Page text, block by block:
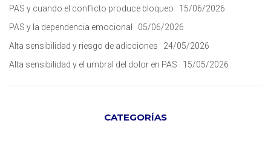
PAS y cuando el conflicto produce bloqueo
15/06/2026
PAS y la dependencia emocional
05/06/2026
Alta sensibilidad y riesgo de adicciones
24/05/2026
Alta sensibilidad y el umbral del dolor en PAS
15/05/2026
CATEGORÍAS